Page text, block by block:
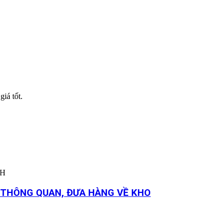
tốt.
QUAN, ĐƯA HÀNG VỀ KHO